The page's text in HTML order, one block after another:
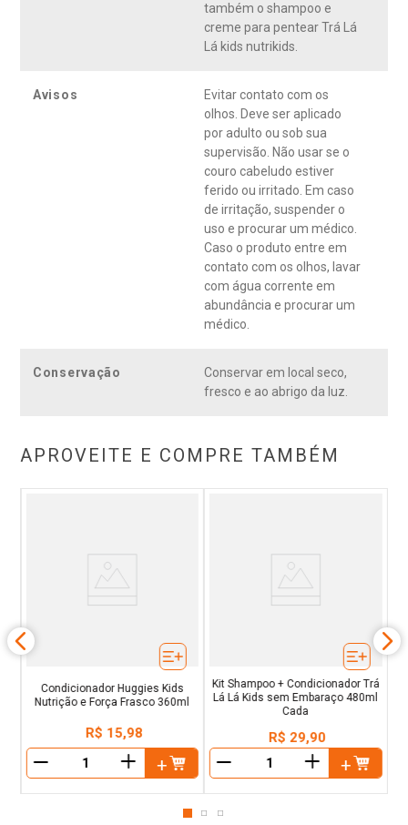
também o shampoo e
creme para pentear Trá Lá
Lá kids nutrikids.
Avisos
Evitar contato com os
olhos. Deve ser aplicado
por adulto ou sob sua
supervisão. Não usar se o
couro cabeludo estiver
ferido ou irritado. Em caso
de irritação, suspender o
uso e procurar um médico.
Caso o produto entre em
contato com os olhos, lavar
com água corrente em
abundância e procurar um
médico.
Conservação
Conservar em local seco,
fresco e ao abrigo da luz.
APROVEITE E COMPRE TAMBÉM
Condicionador Huggies Kids
Nutrição e Força Frasco 360ml
R$ 15,98
＋
Kit Shampoo + Condicionador Trá
Lá Lá Kids sem Embaraço 480ml
Cada
R$ 29,90
＋